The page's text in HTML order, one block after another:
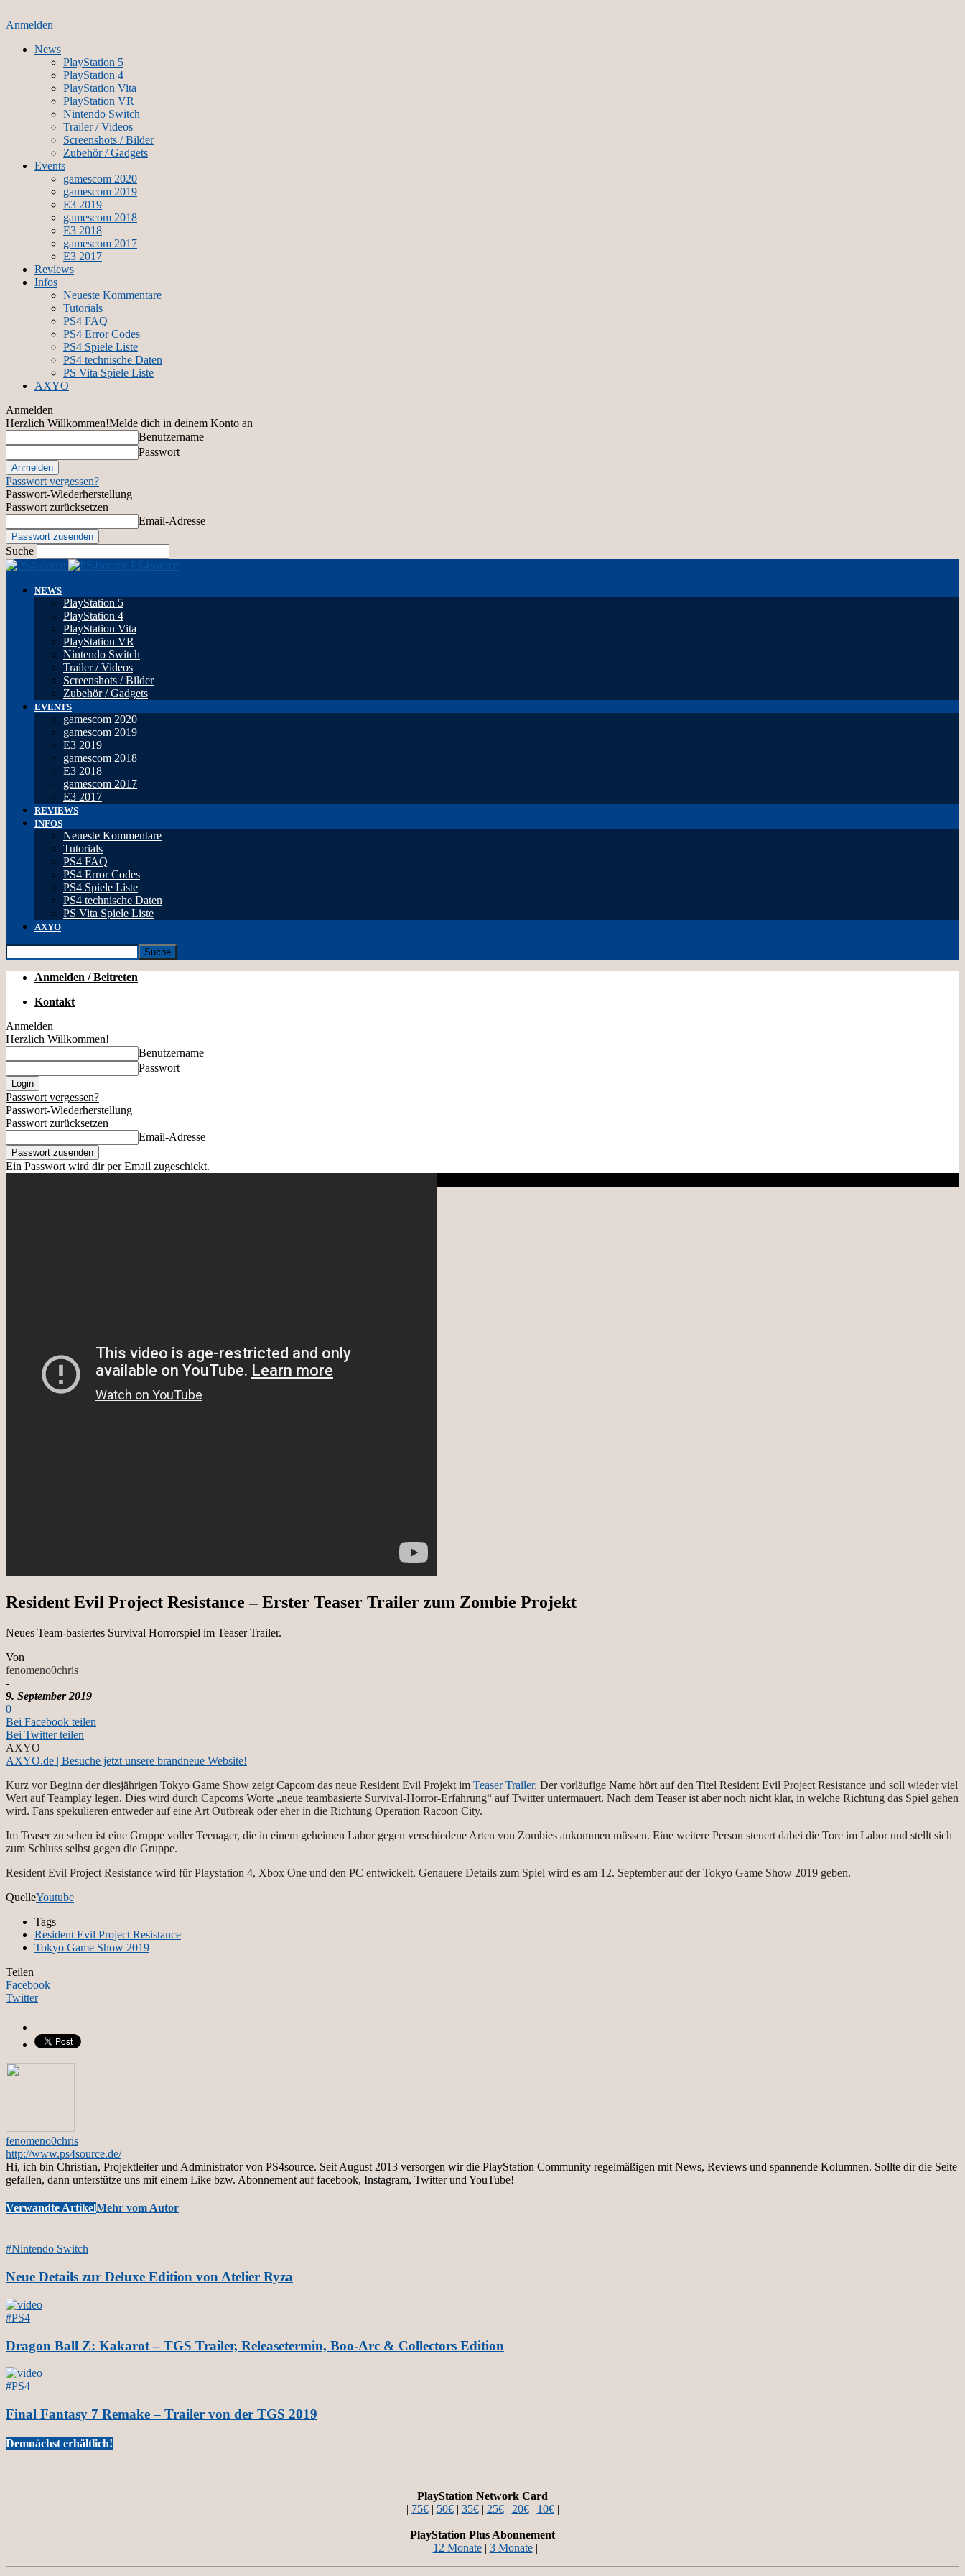
Anmelden
News
PlayStation 5
PlayStation 4
PlayStation Vita
PlayStation VR
Nintendo Switch
Trailer / Videos
Screenshots / Bilder
Zubehör / Gadgets
Events
gamescom 2020
gamescom 2019
E3 2019
gamescom 2018
E3 2018
gamescom 2017
E3 2017
Reviews
Infos
Neueste Kommentare
Tutorials
PS4 FAQ
PS4 Error Codes
PS4 Spiele Liste
PS4 technische Daten
PS Vita Spiele Liste
AXYO
Anmelden
Herzlich Willkommen!Melde dich in deinem Konto an
Benutzername
Passwort
Passwort vergessen?
Passwort-Wiederherstellung
Passwort zurücksetzen
Email-Adresse
Suche
NEWS
PlayStation 5
PlayStation 4
PlayStation Vita
PlayStation VR
Nintendo Switch
Trailer / Videos
Screenshots / Bilder
Zubehör / Gadgets
EVENTS
gamescom 2020
gamescom 2019
E3 2019
gamescom 2018
E3 2018
gamescom 2017
E3 2017
REVIEWS
INFOS
Neueste Kommentare
Tutorials
PS4 FAQ
PS4 Error Codes
PS4 Spiele Liste
PS4 technische Daten
PS Vita Spiele Liste
AXYO
Anmelden / Beitreten
Kontakt
Anmelden
Herzlich Willkommen!
Benutzername
Passwort
Passwort vergessen?
Passwort-Wiederherstellung
Passwort zurücksetzen
Email-Adresse
Ein Passwort wird dir per Email zugeschickt.
Resident Evil Project Resistance – Erster Teaser Trailer zum Zombie Projekt
Neues Team-basiertes Survival Horrorspiel im Teaser Trailer.
Von
fenomeno0chris
-
9. September 2019
0
Bei Facebook teilen
Bei Twitter teilen
AXYO
AXYO.de | Besuche jetzt unsere brandneue Website!
Kurz vor Beginn der diesjährigen Tokyo Game Show zeigt Capcom das neue Resident Evil Projekt im Teaser Trailer. Der vorläufige Name hört auf den Titel Resident Evil Project Resistance und soll wieder viel
Wert auf Teamplay legen. Dies wird durch Capcoms Worte „neue teambasierte Survival-Horror-Erfahrung“ auf Twitter untermauert. Nach dem Teaser ist aber noch nicht klar, in welche Richtung das Spiel gehen
wird. Fans spekulieren entweder auf eine Art Outbreak oder eher in die Richtung Operation Racoon City.
Im Teaser zu sehen ist eine Gruppe voller Teenager, die in einem geheimen Labor gegen verschiedene Arten von Zombies ankommen müssen. Eine weitere Person steuert dabei die Tore im Labor und stellt sich
zum Schluss selbst gegen die Gruppe.
Resident Evil Project Resistance wird für Playstation 4, Xbox One und den PC entwickelt. Genauere Details zum Spiel wird es am 12. September auf der Tokyo Game Show 2019 geben.
QuelleYoutube
Tags
Resident Evil Project Resistance
Tokyo Game Show 2019
Teilen
Facebook
Twitter
fenomeno0chris
http://www.ps4source.de/
Hi, ich bin Christian, Projektleiter und Administrator von PS4source. Seit August 2013 versorgen wir die PlayStation Community regelmäßigen mit News, Reviews und spannende Kolumnen. Sollte dir die Seite
gefallen, dann unterstütze uns mit einem Like bzw. Abonnement auf facebook, Instagram, Twitter und YouTube!
Verwandte ArtikelMehr vom Autor
#Nintendo Switch
Neue Details zur Deluxe Edition von Atelier Ryza
#PS4
Dragon Ball Z: Kakarot – TGS Trailer, Releasetermin, Boo-Arc & Collectors Edition
#PS4
Final Fantasy 7 Remake – Trailer von der TGS 2019
Demnächst erhältlich!
PlayStation Network Card
75€| 50€| 35€| 25€| 20€| 10€|
PlayStation Plus Abonnement
12 Monate| 3 Monate|